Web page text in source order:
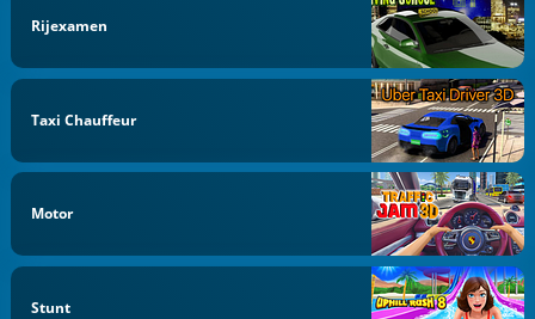
Rijexamen
Taxi Chauffeur
Motor
Stunt